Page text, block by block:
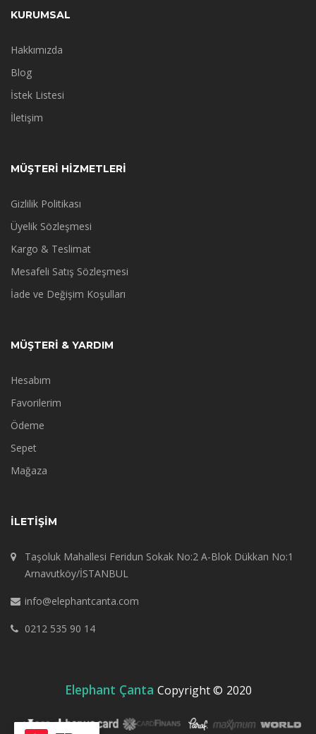
KURUMSAL
Hakkımızda
Blog
İstek Listesi
İletişim
MÜŞTERİ HİZMETLERİ
Gizlilik Politikası
Üyelik Sözleşmesi
Kargo & Teslimat
Mesafeli Satış Sözleşmesi
İade ve Değişim Koşulları
MÜŞTERİ & YARDIM
Hesabım
Favorilerim
Ödeme
Sepet
Mağaza
İLETIŞIM
Taşoluk Mahallesi Feridun Sokak No:2 A-Blok Dükkan No:1
Arnavutköy/İSTANBUL
info@elephantcanta.com
0212 535 90 14
Elephant Çanta Copyright © 2020